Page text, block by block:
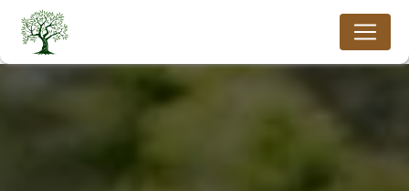
Panneau de gestion des cookies